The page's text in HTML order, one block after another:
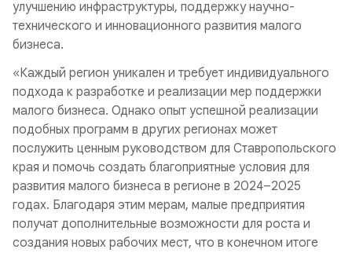
улучшению инфраструктуры, поддержку научно-
технического и инновационного развития малого
бизнеса.
«Каждый регион уникален и требует индивидуального
подхода к разработке и реализации мер поддержки
малого бизнеса. Однако опыт успешной реализации
подобных программ в других регионах может
послужить ценным руководством для Ставропольского
края и помочь создать благоприятные условия для
развития малого бизнеса в регионе в 2024–2025
годах. Благодаря этим мерам, малые предприятия
получат дополнительные возможности для роста и
создания новых рабочих мест, что в конечном итоге